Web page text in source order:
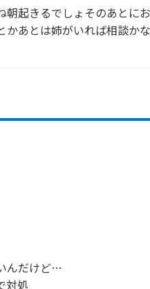
朝起きるでしょそのあとに
かあとは姉がいれば相談かな
んだけど…
対処